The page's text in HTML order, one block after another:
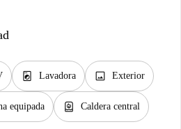
local_laundry_service Lavadora image Exterior
equipada water_heater Caldera central